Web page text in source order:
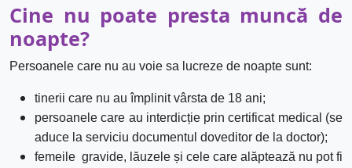
Cine nu poate presta muncă de
noapte?
Persoanele care nu au voie sa lucreze de noapte sunt:
tinerii care nu au împlinit vârsta de 18 ani;
persoanele care au interdicție prin certificat medical (se
aduce la serviciu documentul doveditor de la doctor);
femeile gravide, lăuzele și cele care alăptează nu pot fi